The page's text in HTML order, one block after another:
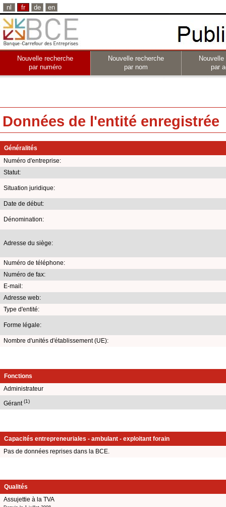
nl fr de en
Nouvelle recherche
par numéro
Nouvelle recherche
par nom
par
Données de l'entité enregistrée
Généralités
Numéro d'entreprise:
Statut:
Situation juridique:
Date de début:
Dénomination:
Adresse du siège:
Numéro de téléphone:
Numéro de fax:
E-mail:
Adresse web:
Type d'entité:
Forme légale:
Nombre d'unités d'établissement (UE):
Fonctions
Administrateur
Gérant(1)
Capacités entrepreneuriales - ambulant - exploitant forain
Pas de données reprises dans la BCE.
Qualités
Assujettie à la TVA